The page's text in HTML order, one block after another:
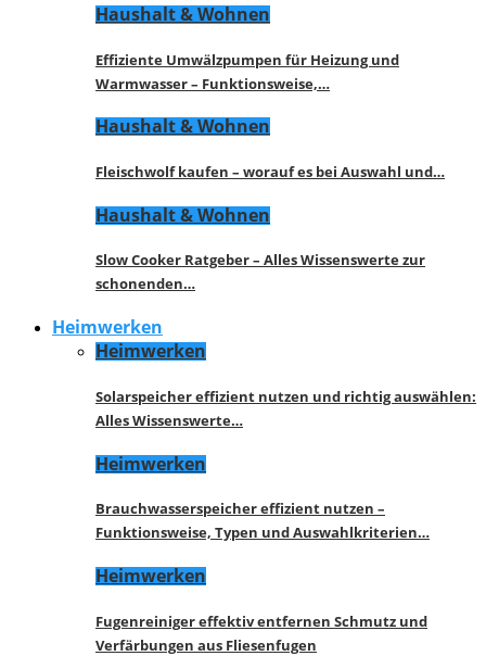
Haushalt & Wohnen
Effiziente Umwälzpumpen für Heizung und
Warmwasser – Funktionsweise,…
Haushalt & Wohnen
Fleischwolf kaufen – worauf es bei Auswahl und…
Haushalt & Wohnen
Slow Cooker Ratgeber – Alles Wissenswerte zur
schonenden…
Heimwerken
Heimwerken
Solarspeicher effizient nutzen und richtig auswählen:
Alles Wissenswerte…
Heimwerken
Brauchwasserspeicher effizient nutzen –
Funktionsweise, Typen und Auswahlkriterien…
Heimwerken
Fugenreiniger effektiv entfernen Schmutz und
Verfärbungen aus Fliesenfugen